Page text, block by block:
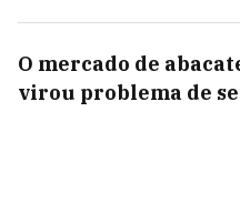
O mercado de
virou problema de